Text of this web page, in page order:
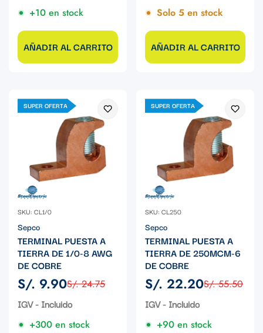
+10 en stock
AÑADIR AL CARRITO
Solo 5 en stock
AÑADIR AL CARRITO
SUPER OFERTA
SKU: CL1/0
Sepco
TERMINAL PUESTA A
TIERRA DE 1/0-8 AWG
DE COBRE
Precio
de
S/. 9.90
Precio
regular
S/. 24.75
IGV - Incluido
+300 en stock
SUPER OFERTA
SKU: CL250
Sepco
TERMINAL PUESTA A
TIERRA DE 250MCM-6
DE COBRE
Precio
de
S/. 22.20
Precio
regular
S/. 55.50
IGV - Incluido
+90 en stock